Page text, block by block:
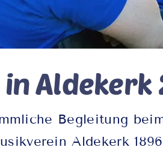
Aldekerk
Begleitung
Aldekerk